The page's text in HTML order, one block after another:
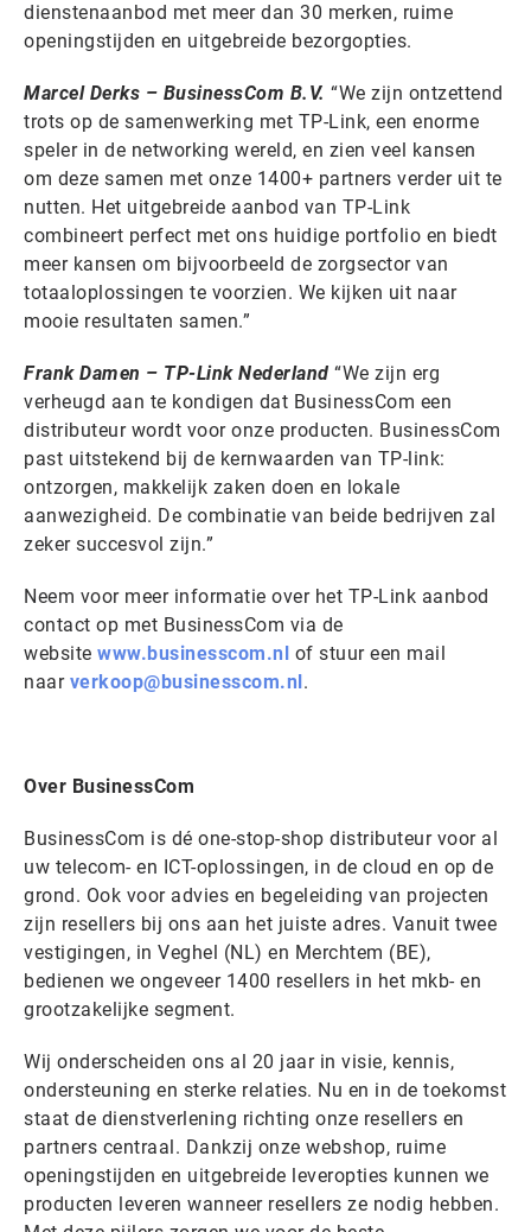
dienstenaanbod met meer dan 30 merken, ruime
openingstijden en uitgebreide bezorgopties.
Marcel Derks – BusinessCom B.V. “We zijn ontzettend
trots op de samenwerking met TP-Link, een enorme
speler in de networking wereld, en zien veel kansen
om deze samen met onze 1400+ partners verder uit te
nutten. Het uitgebreide aanbod van TP-Link
combineert perfect met ons huidige portfolio en biedt
meer kansen om bijvoorbeeld de zorgsector van
totaaloplossingen te voorzien. We kijken uit naar
mooie resultaten samen.”
Frank Damen – TP-Link Nederland “We zijn erg
verheugd aan te kondigen dat BusinessCom een ​
distributeur wordt voor onze producten. BusinessCom
past uitstekend bij de kernwaarden van TP-link:
ontzorgen, makkelijk zaken doen en lokale
aanwezigheid. De combinatie van beide bedrijven zal
zeker succesvol zijn.”
Neem voor meer informatie over het TP-Link aanbod
contact op met BusinessCom via de
website www.businesscom.nl of stuur een mail
naar verkoop@businesscom.nl .
Over BusinessCom
BusinessCom is dé one-stop-shop distributeur voor al
uw telecom- en ICT-oplossingen, in de cloud en op de
grond. Ook voor advies en begeleiding van projecten
zijn resellers bij ons aan het juiste adres. Vanuit twee
vestigingen, in Veghel (NL) en Merchtem (BE),
bedienen we ongeveer 1400 resellers in het mkb- en
grootzakelijke segment.
Wij onderscheiden ons al 20 jaar in visie, kennis,
ondersteuning en sterke relaties. Nu en in de toekomst
staat de dienstverlening richting onze resellers en
partners centraal. Dankzij onze webshop, ruime
openingstijden en uitgebreide leveropties kunnen we
producten leveren wanneer resellers ze nodig hebben.